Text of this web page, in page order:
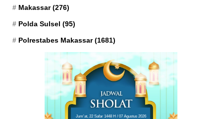
Makassar(276)
Polda Sulsel (95)
Polrestabes Makassar(1681)
Jum'at, 22 Safar 1448 H / 07 Agustus 2026